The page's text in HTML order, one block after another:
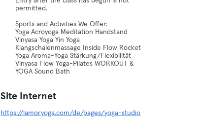
permitted.
Sports and Activities We Offer:
Yoga Acroyoga Meditation Handstand
Vinyasa Yoga Yin Yoga
Klangschalenmassage Inside Flow Rocket
Yoga Aroma-Yoga Stärkung/Flexibilität
Vinyasa Flow Yoga-Pilates WORKOUT &
YOGA Sound Bath
Site Internet
https://lamoryoga.com/de/pages/yoga-studio